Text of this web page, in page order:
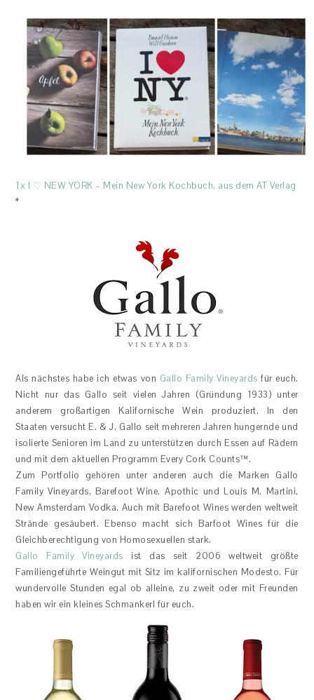
1x I ♡ NEW YORK – Mein New York Kochbuch, aus dem AT Verlag
*
Als nächstes habe ich etwas von Gallo Family Vineyards für euch.
Nicht nur das Gallo seit vielen Jahren (Gründung 1933) unter
anderem großartigen Kalifornische Wein produziert. In den
Staaten versucht E. & J. Gallo seit mehreren Jahren hungernde und
isolierte Senioren im Land zu unterstützen durch Essen auf Rädern
und mit dem aktuellen Programm Every Cork Counts™.
Zum Portfolio gehören unter anderen auch die Marken Gallo
Family Vineyards, Barefoot Wine, Apothic und Louis M. Martini,
New Amsterdam Vodka. Auch mit Barefoot Wines werden weltweit
Strände gesäubert. Ebenso macht sich Barfoot Wines für die
Gleichberechtigung von Homosexuellen stark.
Gallo Family Vineyards ist das seit 2006 weltweit größte
Familiengeführte Weingut mit Sitz im kalifornischen Modesto. Für
wundervolle Stunden egal ob alleine, zu zweit oder mit Freunden
haben wir ein kleines Schmankerl für euch.